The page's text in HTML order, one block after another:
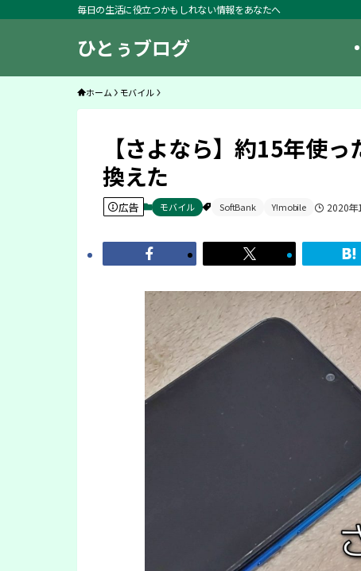
毎日の生活に役立つかもしれない情報をあなたへ
ひとぅブログ
ホーム モバイル
【さよなら】約15年使
換えた
広告 モバイル SoftBank Y!mobile 2020年